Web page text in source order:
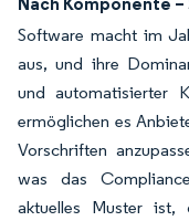
Software macht im
aus, und ihre
und automatisierter
ermöglichen es
Vorschriften
was das
aktuelles Muster ist,